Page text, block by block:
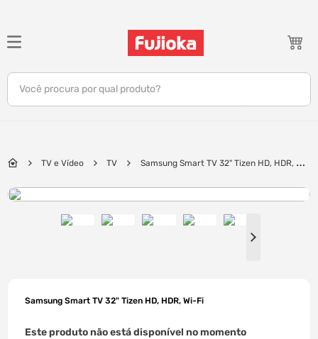
Você procura por qual produto?
TV e Vídeo TV
Samsung Smart TV 32" Tizen HD, HDR, Wi-
Samsung Smart TV 32" Tizen HD, HDR, Wi-Fi
Este produto não está disponível no momento
TERMOS MAIS BUSCADOS
1º
celular
5º
tablet
monitor
10º fone